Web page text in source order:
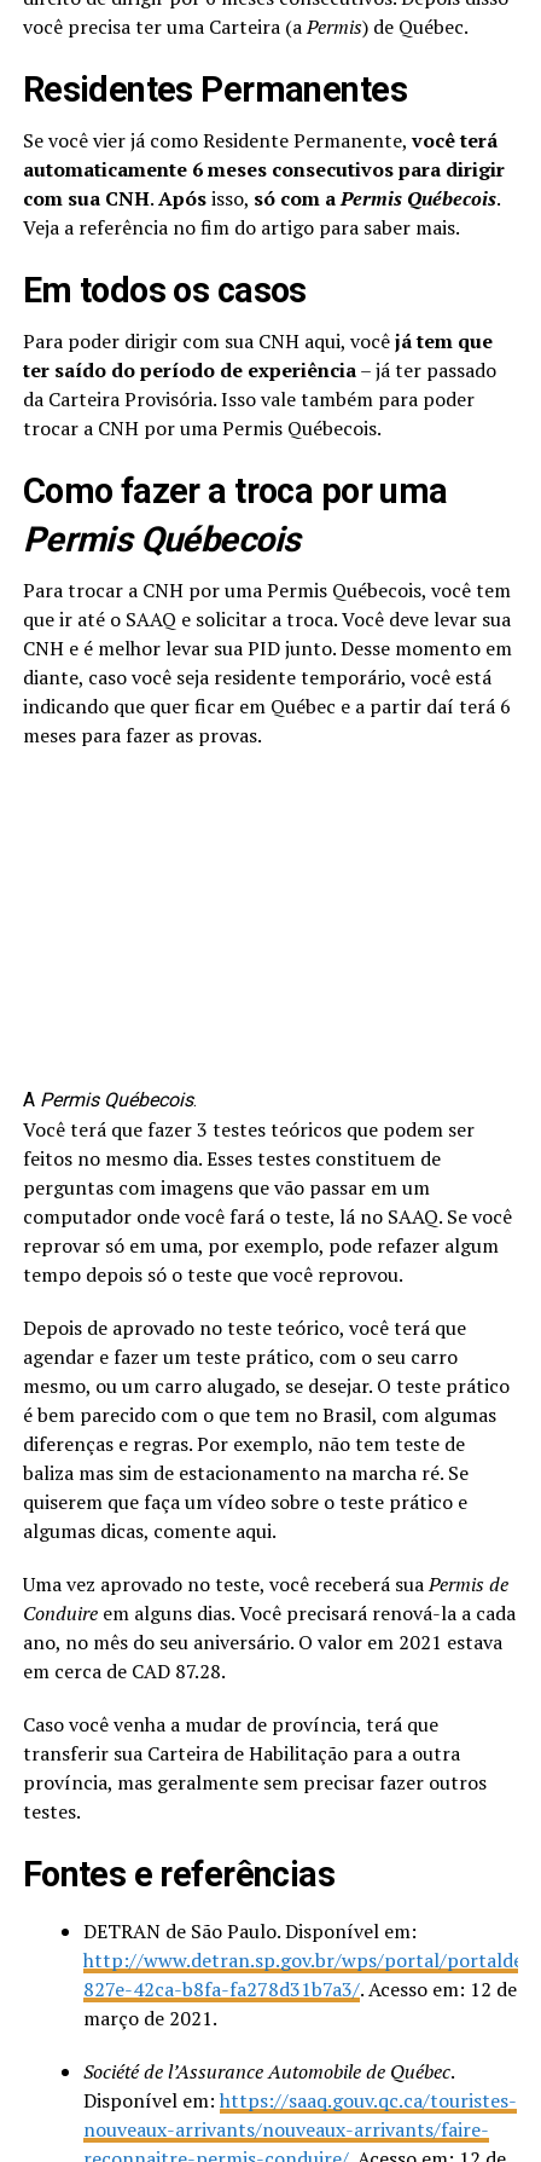
você precisa ter uma Carteira (aPermis) de Québec.
Residentes Permanentes
Se você vier já como Residente Permanente,você terá
automaticamente 6 meses consecutivos para dirigir
com sua CNH.Apósisso, só com aPermis Québecois.
Veja a referência no fim do artigo para saber mais.
Em todos os casos
Para poder dirigir com sua CNH aqui, vocêjá tem que
ter saído do período de experiência– já ter passado
da Carteira Provisória. Isso vale também para poder
trocar a CNH por uma Permis Québecois.
Como fazer a troca por uma
Permis Québecois
Para trocar a CNH por uma Permis Québecois, você tem
que ir até o SAAQ e solicitar a troca. Você deve levar sua
CNH e é melhor levar sua PID junto. Desse momento em
diante, caso você seja residente temporário, você está
indicando que quer ficar em Québec e a partir daí terá 6
meses para fazer as provas.
A Permis Québecois.
Você terá que fazer 3 testes teóricos que podem ser
feitos no mesmo dia. Esses testes constituem de
perguntas com imagens que vão passar em um
computador onde você fará o teste, lá no SAAQ. Se você
reprovar só em uma, por exemplo, pode refazer algum
tempo depois só o teste que você reprovou.
Depois de aprovado no teste teórico, você terá que
agendar e fazer um teste prático, com o seu carro
mesmo, ou um carro alugado, se desejar. O teste prático
é bem parecido com o que tem no Brasil, com algumas
diferenças e regras. Por exemplo, não tem teste de
baliza mas sim de estacionamento na marcha ré. Se
quiserem que faça um vídeo sobre o teste prático e
algumas dicas, comente aqui.
Uma vez aprovado no teste, você receberá suaPermis de
Conduireem alguns dias. Você precisará renová-la a cada
ano, no mês do seu aniversário. O valor em 2021 estava
em cerca de CAD 87.28.
Caso você venha a mudar de província, terá que
transferir sua Carteira de Habilitação para a outra
província, mas geralmente sem precisar fazer outros
testes.
Fontes e referências
DETRAN de São Paulo. Disponível em:
http://www.detran.sp.gov.br/wps/portal/
827e-42ca-b8fa-fa278d31b7a3/. Acesso em: 12 de
março de 2021.
Société de l’Assurance Automobile de Québec.
Disponível em: https://saaq.gouv.qc.ca/touristes-
nouveaux-arrivants/nouveaux-arrivants/faire-